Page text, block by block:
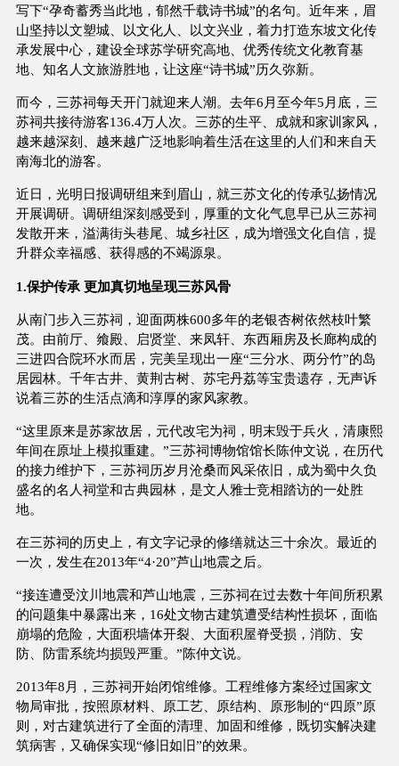
写下“孕奇蓄秀当此地，郁然千载诗书城”的名句。近年来，眉
山坚持以文塑城、以文化人、以文兴业，着力打造东坡文化传
承发展中心，建设全球苏学研究高地、优秀传统文化教育基
地、知名人文旅游胜地，让这座“诗书城”历久弥新。
而今，三苏祠每天开门就迎来人潮。去年6月至今年5月底，三
苏祠共接待游客136.4万人次。三苏的生平、成就和家训家风，
越来越深刻、越来越广泛地影响着生活在这里的人们和来自天
南海北的游客。
近日，光明日报调研组来到眉山，就三苏文化的传承弘扬情况
开展调研。调研组深刻感受到，厚重的文化气息早已从三苏祠
发散开来，溢满街头巷尾、城乡社区，成为增强文化自信，提
升群众幸福感、获得感的不竭源泉。
1.保护传承 更加真切地呈现三苏风骨
从南门步入三苏祠，迎面两株600多年的老银杏树依然枝叶繁
茂。由前厅、飨殿、启贤堂、来凤轩、东西厢房及长廊构成的
三进四合院环水而居，完美呈现出一座“三分水、两分竹”的岛
居园林。千年古井、黄荆古树、苏宅丹荔等宝贵遗存，无声诉
说着三苏的生活点滴和淳厚的家风家教。
“这里原来是苏家故居，元代改宅为祠，明末毁于兵火，清康熙
年间在原址上模拟重建。”三苏祠博物馆馆长陈仲文说，在历代
的接力维护下，三苏祠历岁月沧桑而风采依旧，成为蜀中久负
盛名的名人祠堂和古典园林，是文人雅士竞相踏访的一处胜
地。
在三苏祠的历史上，有文字记录的修缮就达三十余次。最近的
一次，发生在2013年“4·20”芦山地震之后。
“接连遭受汶川地震和芦山地震，三苏祠在过去数十年间所积累
的问题集中暴露出来，16处文物古建筑遭受结构性损坏，面临
崩塌的危险，大面积墙体开裂、大面积屋脊受损，消防、安
防、防雷系统均损毁严重。”陈仲文说。
2013年8月，三苏祠开始闭馆维修。工程维修方案经过国家文
物局审批，按照原材料、原工艺、原结构、原形制的“四原”原
则，对古建筑进行了全面的清理、加固和维修，既切实解决建
筑病害，又确保实现“修旧如旧”的效果。